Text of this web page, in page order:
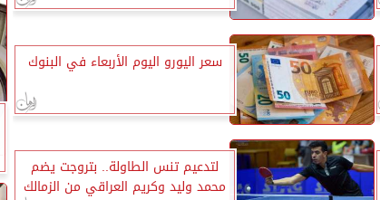
سعر اليورو اليوم الأربعاء في البنوك
لتدعيم تنس الطاولة.. بتروجت يضم
محمد وليد وكريم العراقي من الزمالك